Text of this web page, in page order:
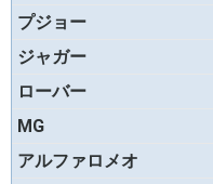
プジョー
ジャガー
ローバー
MG
アルファロメオ